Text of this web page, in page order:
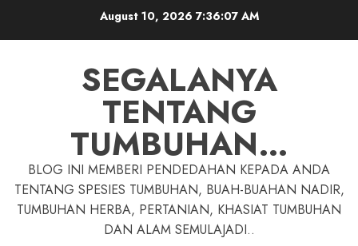
August 10, 2026 7:36:08 AM
SEGALANYA
TENTANG
TUMBUHAN…
BLOG INI MEMBERI PENDEDAHAN KEPADA ANDA
TENTANG SPESIES TUMBUHAN, BUAH-BUAHAN NADIR,
TUMBUHAN HERBA, PERTANIAN, KHASIAT TUMBUHAN
DAN ALAM SEMULAJADI..